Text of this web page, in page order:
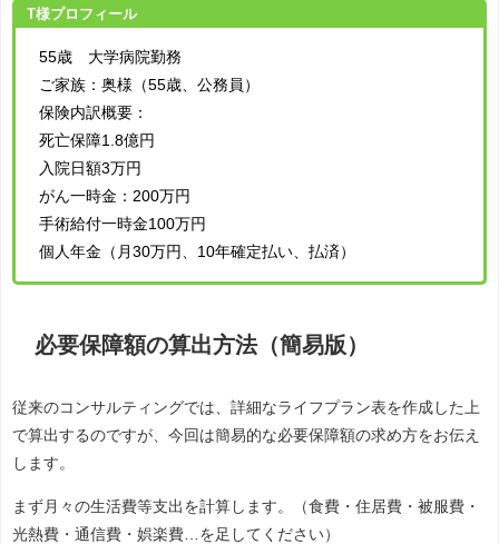
T様プロフィール
55歳 大学病院勤務
ご家族：奥様（55歳、公務員）
保険内訳概要：
死亡保障1.8億円
入院日額3万円
がん一時金：200万円
手術給付一時金100万円
個人年金（月30万円、10年確定払い、払済）
必要保障額の算出方法（簡易版）
従来のコンサルティングでは、詳細なライフプラン表を作成した上
で算出するのですが、今回は簡易的な必要保障額の求め方をお伝え
します。
まず月々の生活費等支出を計算します。（食費・住居費・被服費・
光熱費・通信費・娯楽費…を足してください）